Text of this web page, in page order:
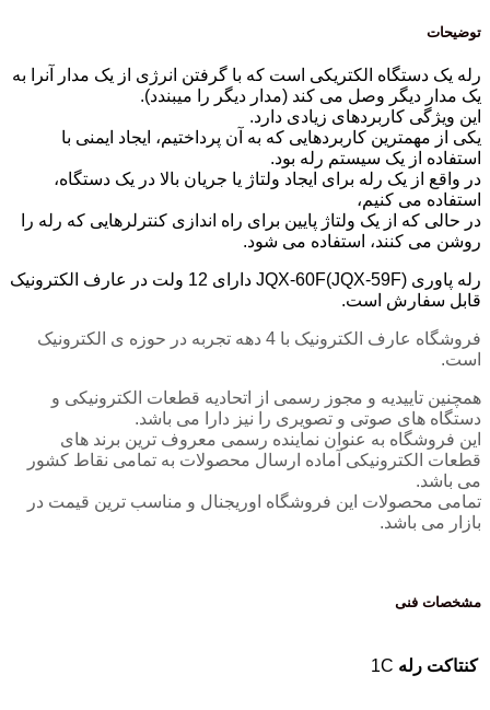
توضیحات
رله یک دستگاه الکتریکی است که با گرفتن انرژی از یک مدار آنرا به
یک مدار دیگر وصل می کند (مدار دیگر را میبندد).
این ویژگی کاربردهای زیادی دارد.
یکی از مهمترین کاربردهایی که به آن پرداختیم، ایجاد ایمنی با
استفاده از یک سیستم رله بود.
در واقع از یک رله برای ایجاد ولتاژ یا جریان بالا در یک دستگاه،
استفاده می کنیم،
در حالی که از یک ولتاژ پایین برای راه اندازی کنترلرهایی که رله را
روشن می کنند، استفاده می شود.
رله پاوری JQX-60F(JQX-59F) دارای 12 ولت در عارف الکترونیک
قابل سفارش است.
فروشگاه عارف الکترونیک با 4 دهه تجربه در حوزه ی الکترونیک
است.
همچنین تاییدیه و مجوز رسمی از اتحادیه قطعات الکترونیکی و
دستگاه های صوتی و تصویری را نیز دارا می باشد.
این فروشگاه به عنوان نماینده رسمی معروف ترین برند های
قطعات الکترونیکی آماده ارسال محصولات به تمامی نقاط کشور
می باشد.
تمامی محصولات این فروشگاه اوریجنال و مناسب ترین قیمت در
بازار می باشد.
مشخصات فنی
کنتاکت رله 1C